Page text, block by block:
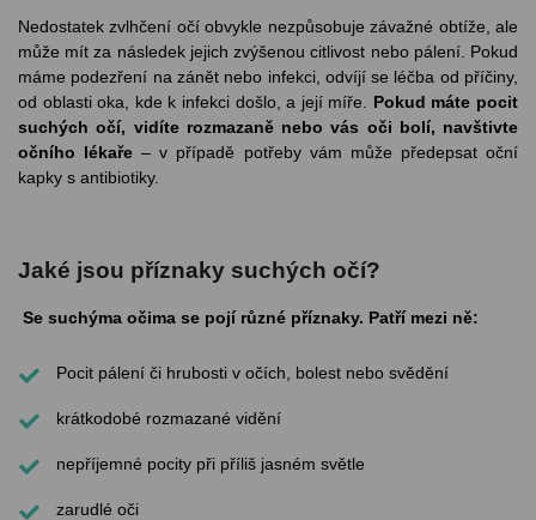
Nedostatek zvlhčení očí obvykle nezpůsobuje závažné obtíže, ale
může mít za následek jejich zvýšenou citlivost nebo pálení. Pokud
máme podezření na zánět nebo infekci, odvíjí se léčba od příčiny,
od oblasti oka, kde k infekci došlo, a její míře. Pokud máte pocit
suchých očí, vidíte rozmazaně nebo vás oči bolí, navštivte
očního lékaře – v případě potřeby vám může předepsat oční
kapky s antibiotiky.
Jaké jsou příznaky suchých očí?
Se suchýma očima se pojí různé příznaky. Patří mezi ně:
Pocit pálení či hrubosti v očích, bolest nebo svědění
krátkodobé rozmazané vidění
nepříjemné pocity při příliš jasném světle
zarudlé oči